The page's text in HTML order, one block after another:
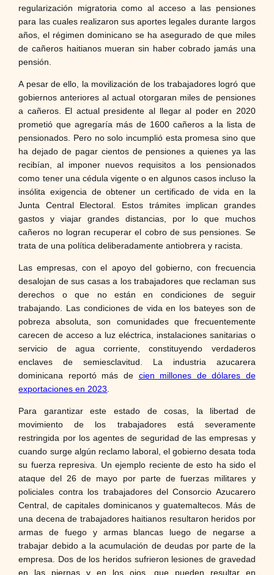
regularización migratoria como al acceso a las pensiones
para las cuales realizaron sus aportes legales durante largos
años, el régimen dominicano se ha asegurado de que miles
de cañeros haitianos mueran sin haber cobrado jamás una
pensión.
A pesar de ello, la movilización de los trabajadores logró que
gobiernos anteriores al actual otorgaran miles de pensiones
a cañeros. El actual presidente al llegar al poder en 2020
prometió que agregaría más de 1600 cañeros a la lista de
pensionados. Pero no solo incumplió esta promesa sino que
ha dejado de pagar cientos de pensiones a quienes ya las
recibían, al imponer nuevos requisitos a los pensionados
como tener una cédula vigente o en algunos casos incluso la
insólita exigencia de obtener un certificado de vida en la
Junta Central Electoral. Estos trámites implican grandes
gastos y viajar grandes distancias, por lo que muchos
cañeros no logran recuperar el cobro de sus pensiones. Se
trata de una política deliberadamente antiobrera y racista.
Las empresas, con el apoyo del gobierno, con frecuencia
desalojan de sus casas a los trabajadores que reclaman sus
derechos o que no están en condiciones de seguir
trabajando. Las condiciones de vida en los bateyes son de
pobreza absoluta, son comunidades que frecuentemente
carecen de acceso a luz eléctrica, instalaciones sanitarias o
servicio de agua corriente, constituyendo verdaderos
enclaves de semiesclavitud. La industria azucarera
dominicana reportó más de cien millones de dólares de
exportaciones en 2023
Para garantizar este estado de cosas, la libertad de
movimiento de los trabajadores está severamente
restringida por los agentes de seguridad de las empresas y
cuando surge algún reclamo laboral, el gobierno desata toda
su fuerza represiva. Un ejemplo reciente de esto ha sido el
ataque del 26 de mayo por parte de fuerzas militares y
policiales contra los trabajadores del Consorcio Azucarero
Central, de capitales dominicanos y guatemaltecos. Más de
una decena de trabajadores haitianos resultaron heridos por
armas de fuego y armas blancas luego de negarse a
trabajar debido a la acumulación de deudas por parte de la
empresa. Dos de los heridos sufrieron lesiones de gravedad
en las piernas y en los ojos, que pueden resultar en